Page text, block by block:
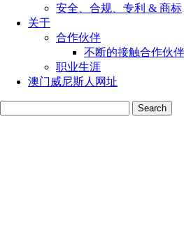
安全、合规、专利 & 商标
关于
合作伙伴
不断的接触合作伙伴
职业生涯
澳门威尼斯人网址